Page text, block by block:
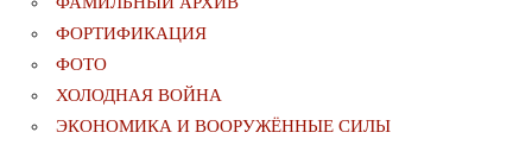
ФОРТИФИКАЦИЯ
ФОТО
ХОЛОДНАЯ ВОЙНА
ЭКОНОМИКА И ВООРУЖЁННЫЕ СИЛЫ